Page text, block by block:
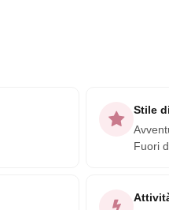
vedere scimmie, tucani,
il tuo soggiorno presso
indimenticabile!
Stile
Fuori